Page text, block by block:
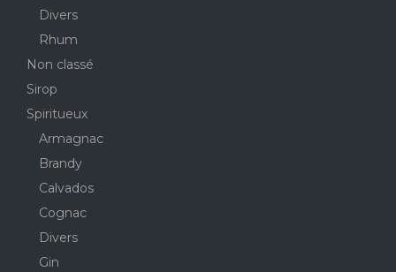
Divers
Rhum
Non classé
Sirop
Spiritueux
Armagnac
Brandy
Calvados
Cognac
Divers
Gin